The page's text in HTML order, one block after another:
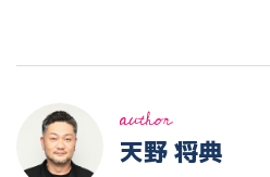
author
天野 将典